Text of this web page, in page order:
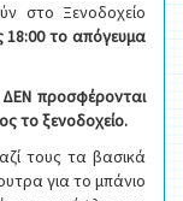
στο Ξενοδοχείο
18:00 το απόγευμα
ΔΕΝ προσφέρονται
το ξενοδοχείο.
τους τα βασικά
για το μπάνιο